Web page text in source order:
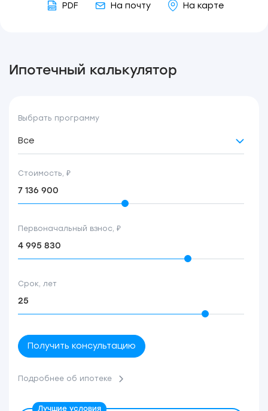
PDF На почту На карте
Ипотечный калькулятор
Выбрать программу
Все
Стоимость, ₽
Первоначальный взнос, ₽
Срок, лет
Получить консультацию
Подробнее об ипотеке